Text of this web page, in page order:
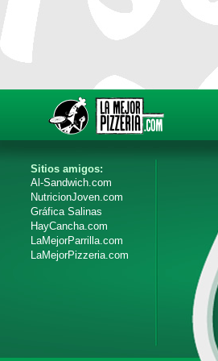
Sitios amigos:
Al-Sandwich.com
NutricionJoven.com
Gráfica Salinas
HayCancha.com
LaMejorParrilla.com
LaMejorPizzeria.com